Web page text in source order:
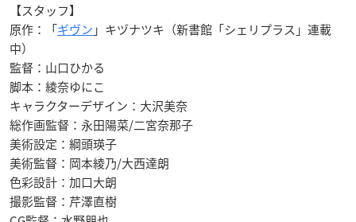
【スタッフ】
原作：「ギヴン 」キヅナツキ（新書館「シェリプラス」連載
中）
監督：山口ひかる
脚本：綾奈ゆにこ
キャラクターデザイン：大沢美奈
総作画監督：永田陽菜/二宮奈那子
美術設定：綱頭瑛子
美術監督：岡本綾乃/大西達朗
色彩設計：加口大朗
撮影監督：芹澤直樹